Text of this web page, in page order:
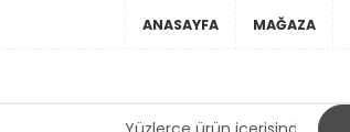
ANASAYFA MAĞAZA